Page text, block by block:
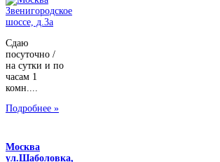
Сдаю
посуточно /
на сутки и по
часам 1
комн....
Подробнее »
Москва
ул.Шаболовка,